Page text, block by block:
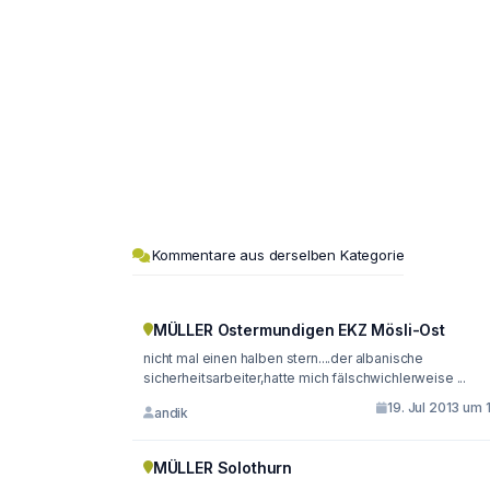
Kommentare aus derselben Kategorie
MÜLLER Ostermundigen EKZ Mösli-Ost
nicht mal einen halben stern....der albanische
sicherheitsarbeiter,hatte mich fälschwichlerweise ...
andik 19. Jul 2013 um
MÜLLER Solothurn